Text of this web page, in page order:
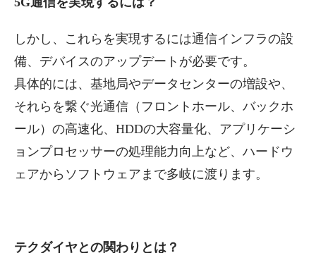
しかし、これらを実現するには通信インフラの設
備、デバイスのアップデートが必要です。
具体的には、基地局やデータセンターの増設や、
それらを繋ぐ光通信（フロントホール、バックホ
ール）の高速化、HDDの大容量化、アプリケーシ
ョンプロセッサーの処理能力向上など、ハードウ
ェアからソフトウェアまで多岐に渡ります。
テクダイヤとの関わりとは？